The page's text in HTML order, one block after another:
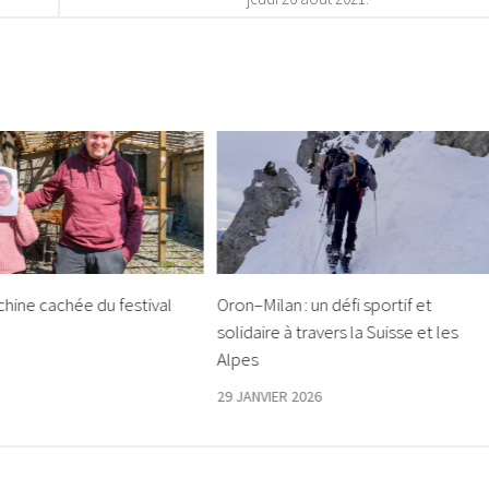
cachée du festival
Oron–Milan : un défi sportif et
solidaire à travers la Suisse et les
Alpes
29 JANVIER 2026